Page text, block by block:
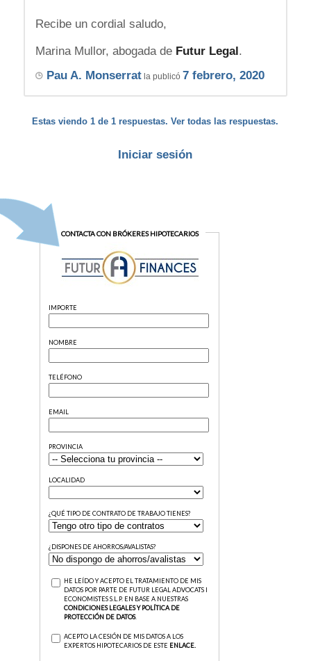
Recibe un cordial saludo,
Marina Mullor, abogada de Futur Legal.
Pau A. Monserratla publicó 7 febrero, 2020
Estas viendo 1 de 1 respuestas. Ver todas las respuestas.
Iniciar sesión